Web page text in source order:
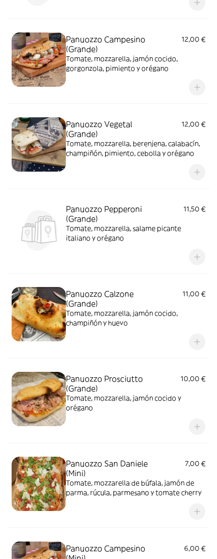
Panuozzo Campesino
(Grande)
12,00 €
Tomate, mozzarella, jamón cocido,
gorgonzola, pimiento y orégano
Panuozzo Vegetal
(Grande)
12,00 €
Tomate, mozzarella, berenjena, calabacín,
champiñón, pimiento, cebolla y orégano
Panuozzo Pepperoni
(Grande)
11,50 €
Tomate, mozzarella, salame picante
italiano y orégano
Panuozzo Calzone
(Grande)
11,00 €
Tomate, mozzarella, jamón cocido,
champiñón y huevo
Panuozzo Prosciutto
(Grande)
10,00 €
Tomate, mozzarella, jamón cocido y
orégano
Panuozzo San Daniele
(Mini)
7,00 €
Tomate, mozzarella de búfala, jamón de
parma, rúcula, parmesano y tomate cherry
Panuozzo Campesino
6,00 €